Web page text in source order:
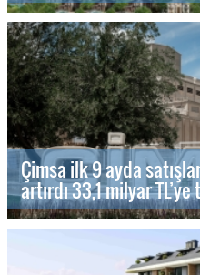
Çimsa ilk 9 ayda
artırdı 33,1 milyar TL’ye